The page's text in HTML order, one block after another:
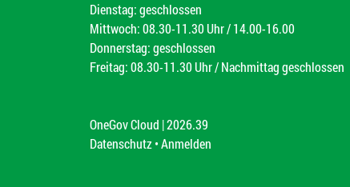
Dienstag: geschlossen
Mittwoch: 08.30-11.30 Uhr / 14.00-16.00
Donnerstag: geschlossen
Freitag: 08.30-11.30 Uhr / Nachmittag geschlossen
OneGov Cloud (External Link)
|2026.39
Datenschutz (External Link)
Anmelden